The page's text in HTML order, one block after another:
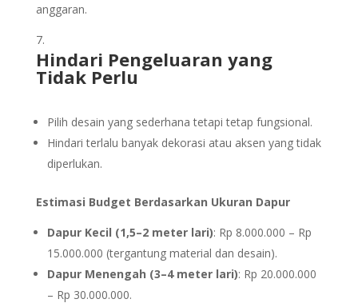
anggaran.
Hindari Pengeluaran yang
Tidak Perlu
Pilih desain yang sederhana tetapi tetap fungsional.
Hindari terlalu banyak dekorasi atau aksen yang tidak
diperlukan.
Estimasi Budget Berdasarkan Ukuran Dapur
Dapur Kecil (1,5–2 meter lari): Rp 8.000.000 – Rp
15.000.000 (tergantung material dan desain).
Dapur Menengah (3–4 meter lari): Rp 20.000.000
– Rp 30.000.000.